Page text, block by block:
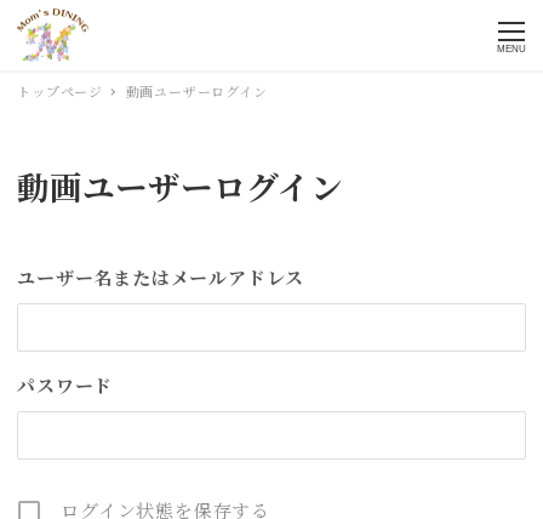
MENU
トップページ 動画ユーザーログイン
動画ユーザーログイン
ユーザー名またはメールアドレス
パスワード
ログイン状態を保存する